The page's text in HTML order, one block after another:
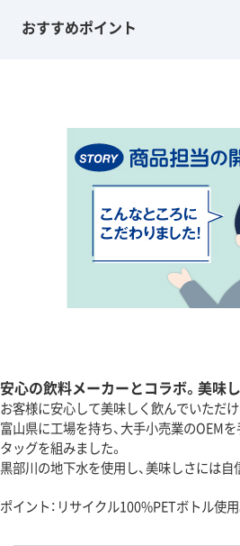
おすすめポイント
安心の飲料メーカーとコラボ。美味
お客様に安心して美味しく飲んでいただ
富山県に工場を持ち、大手小売業のOEM
タッグを組みました。
黒部川の地下水を使用し、美味しさには
ポイント：リサイクル100%PETボトル使用